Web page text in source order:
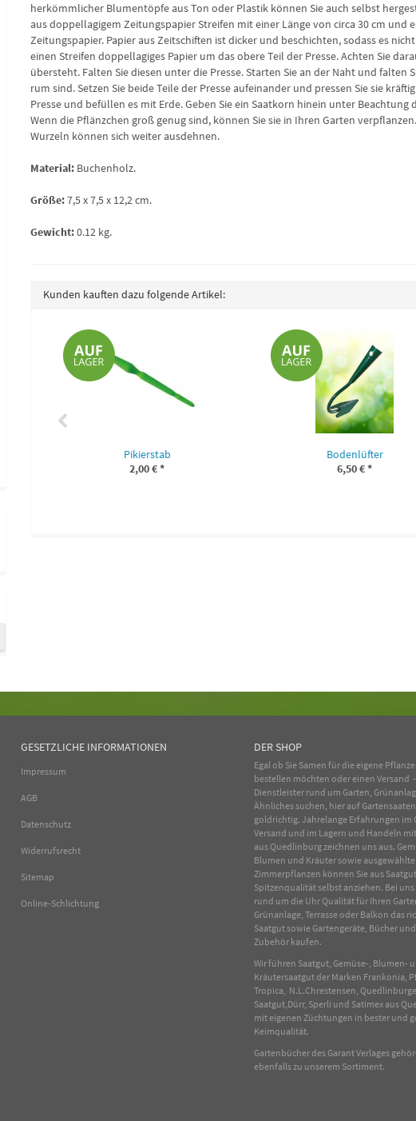
herkömmlicher Blumentöpfe aus Ton oder Plastik können Sie auch selbst
aus doppellagigem Zeitungspapier Streifen mit einer Länge von circa 30 cm und
Zeitungspapier. Papier aus Zeitschiften ist dicker und beschichten, sodass es
einen Streifen doppellagiges Papier um das obere Teil der Presse. Achten Sie
übersteht. Falten Sie diesen unter die Presse. Starten Sie an der Naht und falten
rum sind. Setzen Sie beide Teile der Presse aufeinander und pressen Sie sie
Presse und befüllen es mit Erde. Geben Sie ein Saatkorn hinein unter Beachtung
Wenn die Pflänzchen groß genug sind, können Sie sie in Ihren Garten
Wurzeln können sich weiter ausdehnen.
Material: Buchenholz.
Größe:7,5 x 7,5 x 12,2 cm.
Gewicht:0.12 kg.
Kunden kauften dazu folgende Artikel:
Pikierstab
2,00 €*
Bodenlüfter
6,50 €*
GESETZLICHE INFORMATIONEN
Impressum
AGB
Datenschutz
Widerrufsrecht
Sitemap
Online-Schlichtung
DER SHOP
Egal ob Sie Samen für die eigene
bestellen möchten oder einen Versand -
Dienstleister rund um Garten,
Ähnliches suchen, hier auf
goldrichtig. Jahrelange Erfahrungen im
Versand und im Lagern und Handeln mit
aus Quedlinburg zeichnen uns aus.
Blumen und Kräuter sowie ausgewählte
Zimmerpflanzen können Sie aus
Spitzenqualität selbst anziehen. Bei
rund um die Uhr Qualität für Ihren
Grünanlage, Terrasse oder Balkon das
Saatgut sowie Gartengeräte, Bücher
Zubehör kaufen.
Wir führen Saatgut, Gemüse-, Blumen-
Kräutersaatgut der Marken Frankonia,
Tropica, N.L.Chrestensen,
Saatgut,Dürr, Sperli und Satimex aus
mit eigenen Züchtungen in bester und
Keimqualität.
Gartenbücher des Garant Verlages
ebenfalls zu unserem Sortiment.